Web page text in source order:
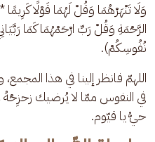
وَلَا تَنْهَرْهُمَا وَقُلْ لَهُمَا قَوْلًا
الرَّحْمَةِ وَقُلْ رَبِّ ارْحَمْهُمَا كَمَا
نُفُوسِكُمْ).
اللهمّ فانظر إلينا في هذا
في النفوس ممّا لا يُرضيك زحزِحْهُ
حيُّ يا قيّوم.